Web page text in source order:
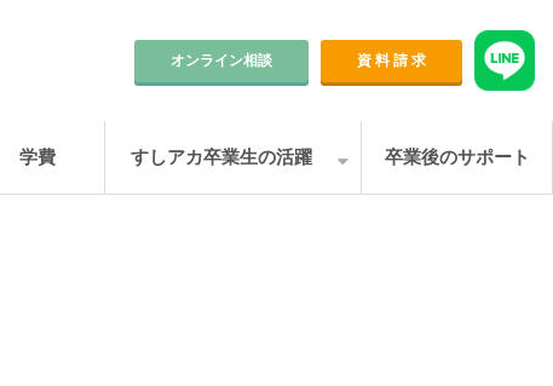
オンライン相談 資 料 請 求
学費 すしアカ卒業生の活躍 卒業後のサポート